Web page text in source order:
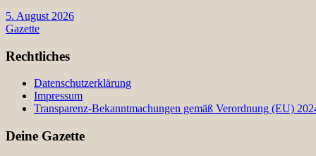
5. August 2026
Gazette
Rechtliches
Datenschutzerklärung
Impressum
Transparenz-Bekanntmachungen gemäß Verordnung (EU)
Deine Gazette